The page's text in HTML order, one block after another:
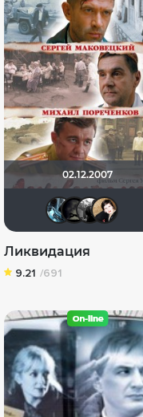
02.12.2007
Ликвидация
9.21 /691